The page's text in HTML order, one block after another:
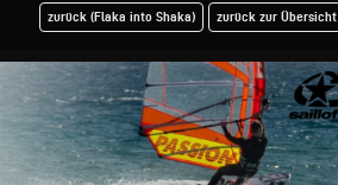
zurück (Flaka into Shaka) zurück zur Übersicht